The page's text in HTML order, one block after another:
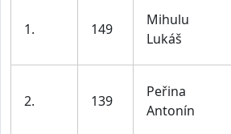
1. 149
Mihulu
Lukáš
2. 139
Peřina
Antonín